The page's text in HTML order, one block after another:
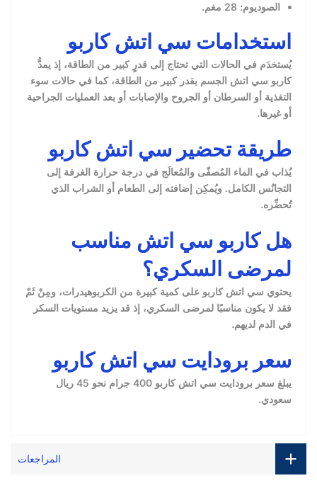
الصوديوم: 28 مغم.
استخدامات سي اتش كاربو
يُستخدَم في الحالات التي تحتاج إلى قدرٍ كبير من الطاقة، إذ يمدُّ
كاربو سي اتش الجسم بقدر كبير من الطاقة، كما في حالات سوء
التغذية أو السرطان أو الجروح والإصابات أو بعد العمليات الجراحية
أو غيرها.
طريقة تحضير سي اتش كاربو
يُذاب في الماء المُصفّى والمُعالَج في درجة حرارة الغرفة إلى
التجانُس الكامل. ويُمكِن إضافته إلى الطعام أو الشراب الذي
تُحضِّره.
هل كاربو سي اتش مناسب
لمرضى السكري؟
يحتوي سي اتش كاربو على كمية كبيرة من الكربوهيدرات، ومِنْ ثَمّ
فقد لا يكون مناسبًا لمرضى السكري، إذ قد يزيد مستويات السكر
في الدم لديهم.
سعر برودايت سي اتش كاربو
يبلغ سعر برودايت سي اتش كاربو 400 جرام نحو 45 ريال
سعودي.
المراجعات